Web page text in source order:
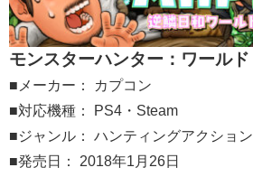
モンスターハンター：ワールド
■メーカー： カプコン
■対応機種： PS4・Steam
■ジャンル： ハンティングアクション
■発売日： 2018年1月26日